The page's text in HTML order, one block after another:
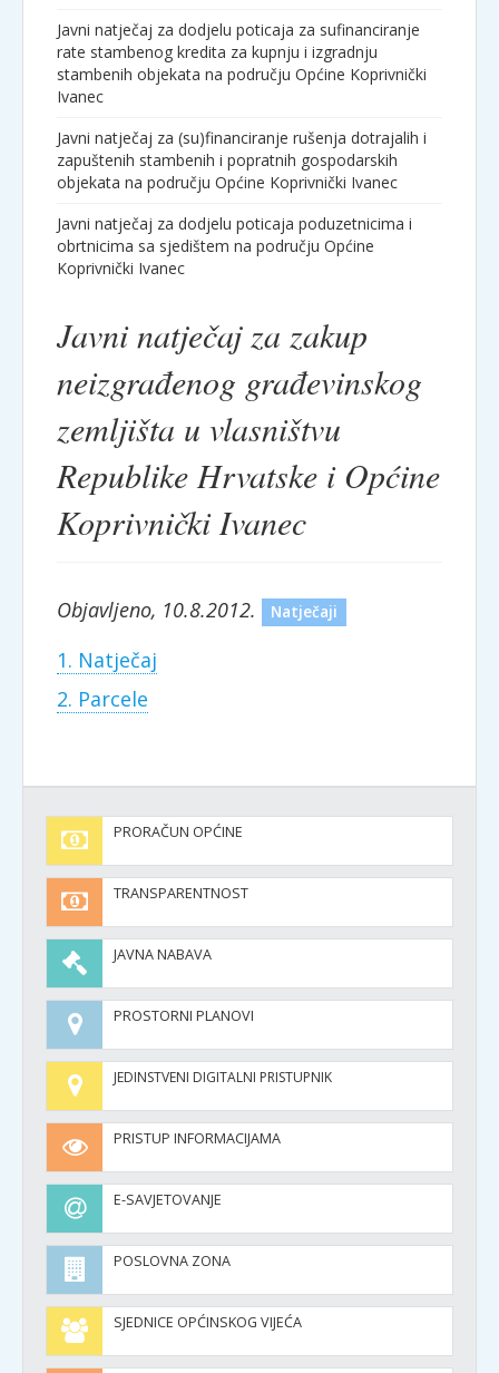
Javni natječaj za dodjelu poticaja za sufinanciranje
rate stambenog kredita za kupnju i izgradnju
stambenih objekata na području Općine Koprivnički
Ivanec
Javni natječaj za (su)financiranje rušenja dotrajalih i
zapuštenih stambenih i popratnih gospodarskih
objekata na području Općine Koprivnički Ivanec
Javni natječaj za dodjelu poticaja poduzetnicima i
obrtnicima sa sjedištem na području Općine
Koprivnički Ivanec
Javni natječaj za zakup
neizgrađenog građevinskog
zemljišta u vlasništvu
Republike Hrvatske i Općine
Koprivnički Ivanec
Objavljeno, 10.8.2012. Natječaji
1. Natječaj
2. Parcele
PRORAČUN OPĆINE
TRANSPARENTNOST
JAVNA NABAVA
PROSTORNI PLANOVI
JEDINSTVENI DIGITALNI PRISTUPNIK
PRISTUP INFORMACIJAMA
E-SAVJETOVANJE
POSLOVNA ZONA
SJEDNICE OPĆINSKOG VIJEĆA